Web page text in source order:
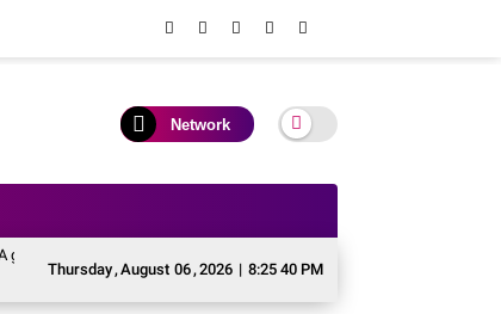
Network
Thursday,August 06,2026 | 8:25 41 PM
crise energética em Cabo Verde